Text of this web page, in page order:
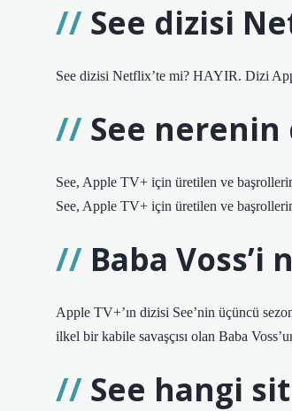
See dizisi
See dizisi Netflix’te mi? HAYIR. Dizi
See nerenin
See, Apple TV+ için üretilen ve
See, Apple TV+ için üretilen ve
Baba
Apple TV+’ın dizisi See’nin üçüncü
ilkel bir kabile savaşçısı olan Baba
See hangi